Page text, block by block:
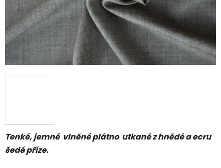
Tenké, jemné vlněné plátno utkané zhnědé a ecru
šedé příze.